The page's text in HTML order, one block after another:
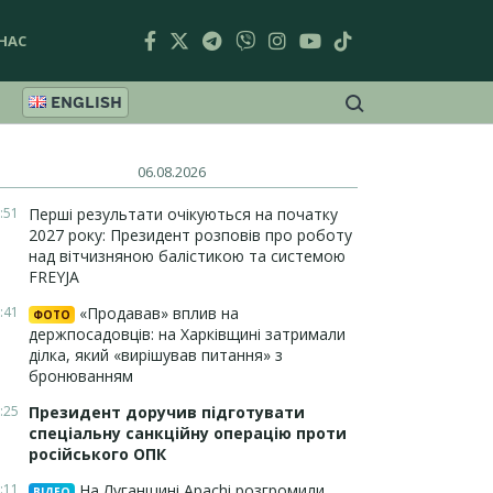
ENGLISH
06.08.2026
Перші результати очікуються на початку
2027 року: Президент розповів про роботу
над вітчизняною балістикою та системою
FREYJA
ФОТО
«Продавав» вплив на
держпосадовців: на Харківщині затримали
ділка, який «вирішував питання» з
бронюванням
Президент доручив підготувати
спеціальну санкційну операцію проти
російського ОПК